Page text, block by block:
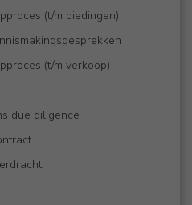
(t/m biedingen)
(t/m verkoop)
due diligence